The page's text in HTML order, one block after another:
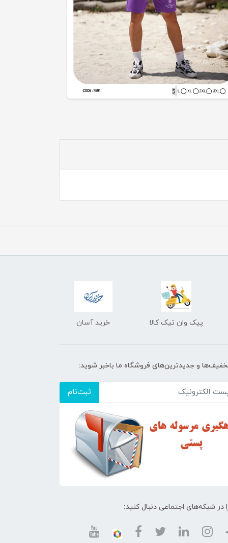
پیک وان تیک کالا خرید آسان
و جدیدترین‌های فروشگاه ما باخبر شوید:
ثبت‌نام
در شبکه‌های اجتماعی دنبال کنید: